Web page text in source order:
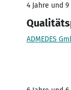
4 Jahre und
ADMEDES